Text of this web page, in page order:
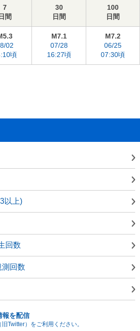
7
日間
30
日間
100
日間
02
頃
M7.1
07/28
16:27頃
M7.2
06/25
07:30頃
以上)
回数
回数
報を配信
Twitter）をご利用ください。